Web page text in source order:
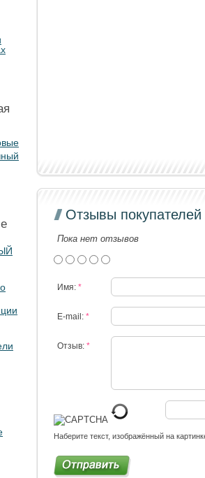
Отзывы покупателей
Пока нет отзывов
Имя: *
E-mail: *
Отзыв: *
Наберите текст, изображённый на